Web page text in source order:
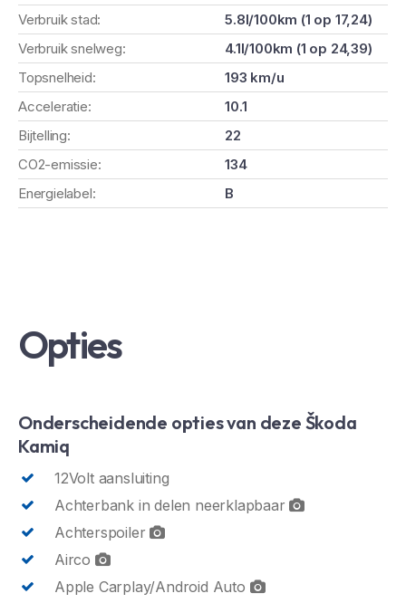
Verbruik stad:
5.8l/100km (1 op 17,24)
Verbruik snelweg:
4.1l/100km (1 op 24,39)
Topsnelheid:
193 km/u
Acceleratie:
10.1
Bijtelling:
22
CO2-emissie:
134
Energielabel:
B
Opties
Onderscheidende opties van deze Škoda
Kamiq
12Volt aansluiting
Achterbank in delen neerklapbaar
Achterspoiler
Airco
Apple Carplay/Android Auto